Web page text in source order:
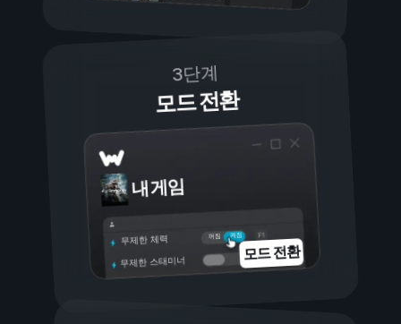
3단계
모드 전환
내 게임
켜짐
꺼짐
무제한 체력
무제한 스태미너 모드 전환